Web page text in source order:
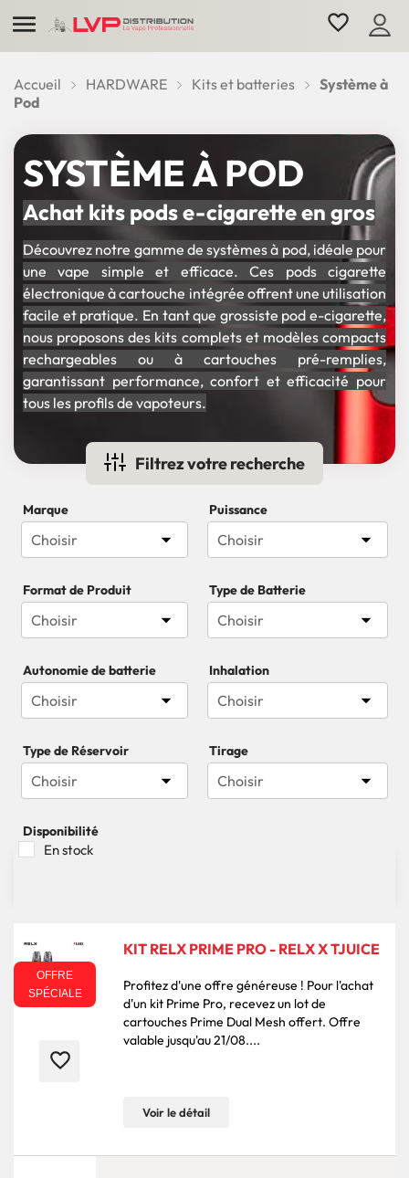
 favorite_border
Accueil HARDWARE Kits et batteries
Système à
Pod
SYSTÈME À POD
Achat kits pods e-cigarette en gros
Découvrez notre gamme de systèmes à pod, idéale pour
une vape simple et efficace. Ces pods cigarette
électronique à cartouche intégrée offrent une utilisation
facile et pratique. En tant que grossiste pod e-cigarette,
nous proposons des kits complets et modèles compacts
rechargeables ou à cartouches pré-remplies,
garantissant performance, confort et efficacité pour
tous les profils de vapoteurs.
Filtrez votre recherche
Marque
Choisir 
Puissance
Choisir 
Format de Produit
Choisir 
Type de Batterie
Choisir 
Autonomie de batterie
Choisir 
Inhalation
Choisir 
Type de Réservoir
Choisir 
Tirage
Choisir 
Disponibilité
En stock
OFFRE
SPÉCIALE
favorite_border
KIT RELX PRIME PRO - RELX X TJUICE
Profitez d'une offre généreuse ! Pour l'achat
d'un kit Prime Pro, recevez un lot de
cartouches Prime Dual Mesh offert. Offre
valable jusqu'au 21/08....
Voir le détail